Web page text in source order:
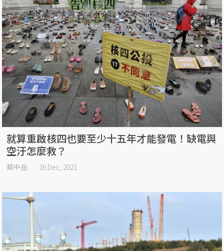
就算重啟核四也要至少十五年才能發電！缺電與
空汙怎麼救？
蔡中岳 16 Dec, 2021